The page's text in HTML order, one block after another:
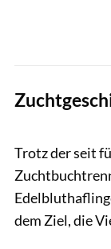
Trotz der seit
dem Ziel, die